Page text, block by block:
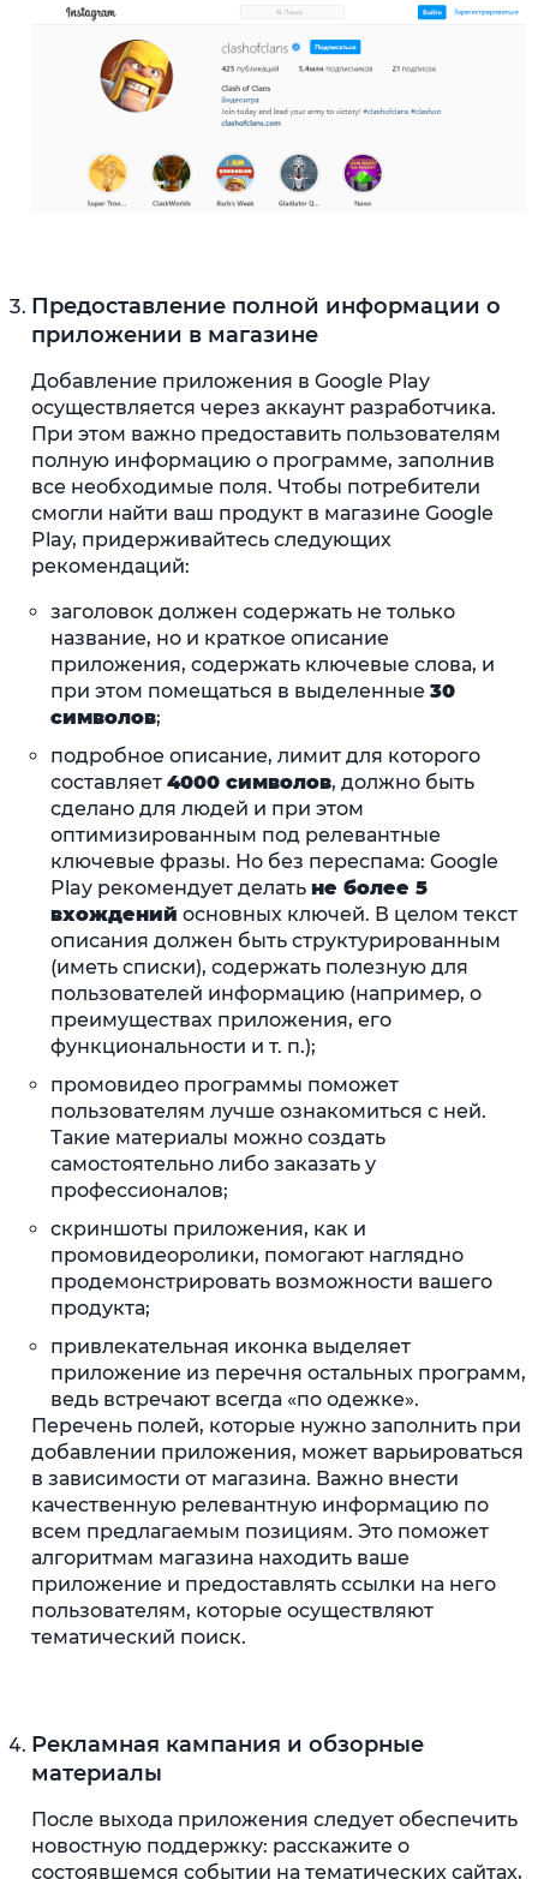
Предоставление полной информации о
приложении в магазине
Добавление приложения в Google Play
осуществляется через аккаунт разработчика.
При этом важно предоставить пользователям
полную информацию о программе, заполнив
все необходимые поля. Чтобы потребители
смогли найти ваш продукт в магазине Google
Play, придерживайтесь следующих
рекомендаций:
заголовок должен содержать не только
название, но и краткое описание
приложения, содержать ключевые слова, и
при этом помещаться в выделенные 30
символов;
подробное описание, лимит для которого
составляет 4000 символов, должно быть
сделано для людей и при этом
оптимизированным под релевантные
ключевые фразы. Но без переспама: Google
Play рекомендует делать не более 5
вхождений основных ключей. В целом текст
описания должен быть структурированным
(иметь списки), содержать полезную для
пользователей информацию (например, о
преимуществах приложения, его
функциональности и т. п.);
промовидео программы поможет
пользователям лучше ознакомиться с ней.
Такие материалы можно создать
самостоятельно либо заказать у
профессионалов;
скриншоты приложения, как и
промовидеоролики, помогают наглядно
продемонстрировать возможности вашего
продукта;
привлекательная иконка выделяет
приложение из перечня остальных программ,
ведь встречают всегда «по одежке».
Перечень полей, которые нужно заполнить при
добавлении приложения, может варьироваться
в зависимости от магазина. Важно внести
качественную релевантную информацию по
всем предлагаемым позициям. Это поможет
алгоритмам магазина находить ваше
приложение и предоставлять ссылки на него
пользователям, которые осуществляют
тематический поиск.
Рекламная кампания и обзорные
материалы
После выхода приложения следует обеспечить
новостную поддержку: расскажите о
состоявшемся событии на тематических сайтах,